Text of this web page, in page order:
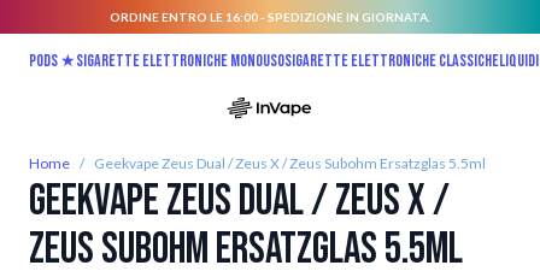
ORDINE ENTRO LE 16:00 - SPEDIZIONE IN GIORNATA.
Pods ★Sigarette elettroniche monousoSigarette elettroniche classiche
Home / Geekvape Zeus Dual / Zeus X / Zeus Subohm Ersatzglas 5.5ml
Geekvape Zeus Dual / Zeus X /
Zeus Subohm Ersatzglas 5.5ml